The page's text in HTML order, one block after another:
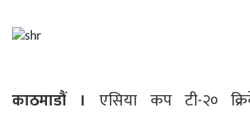
काठमाडौं ।एसिया कप टी-२०